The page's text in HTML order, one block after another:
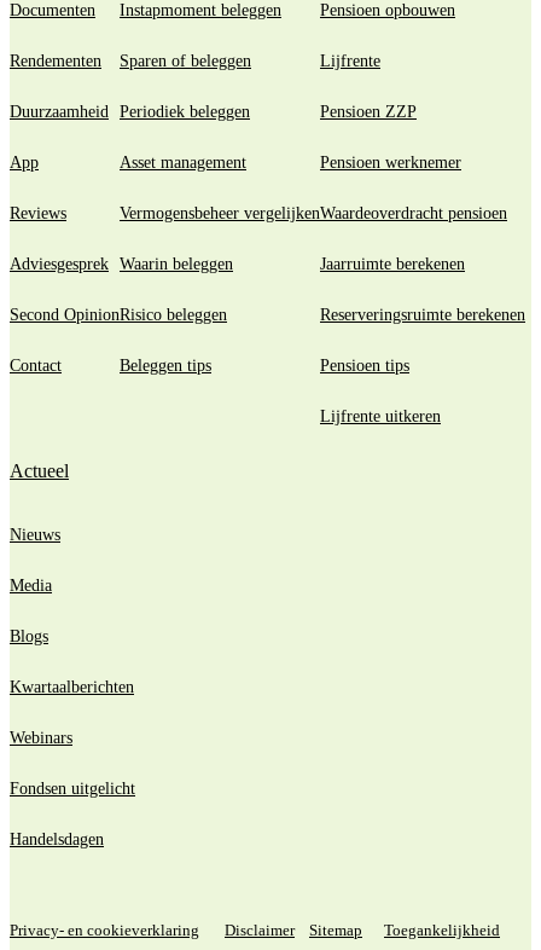
Documenten
Rendementen
Duurzaamheid
App
Reviews
Adviesgesprek
Second Opinion
Contact
Instapmoment beleggen
Sparen of beleggen
Periodiek beleggen
Asset management
Vermogensbeheer vergelijken
Waarin beleggen
Risico beleggen
Beleggen tips
Pensioen opbouwen
Lijfrente
Pensioen ZZP
Pensioen werknemer
Waardeoverdracht pensioen
Jaarruimte berekenen
Reserveringsruimte berekenen
Pensioen tips
Lijfrente uitkeren
Actueel
Nieuws
Media
Blogs
Kwartaalberichten
Webinars
Fondsen uitgelicht
Handelsdagen
Privacy- en cookieverklaring Disclaimer Sitemap Toegankelijkheid